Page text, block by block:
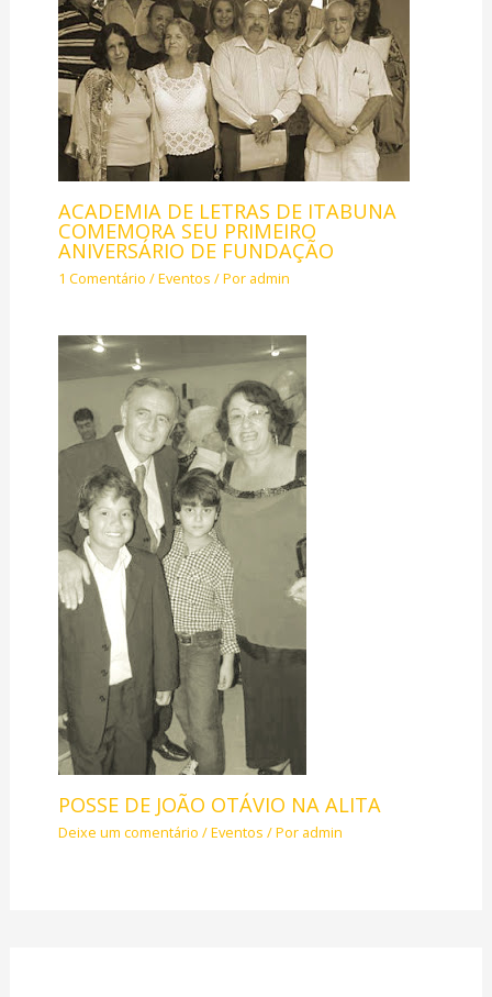
ACADEMIA DE LETRAS DE ITABUNA
COMEMORA SEU PRIMEIRO
ANIVERSÁRIO DE FUNDAÇÃO
1 Comentário /Eventos / Por admin
POSSE DE JOÃO OTÁVIO NA ALITA
Deixe um comentário /Eventos / Por admin